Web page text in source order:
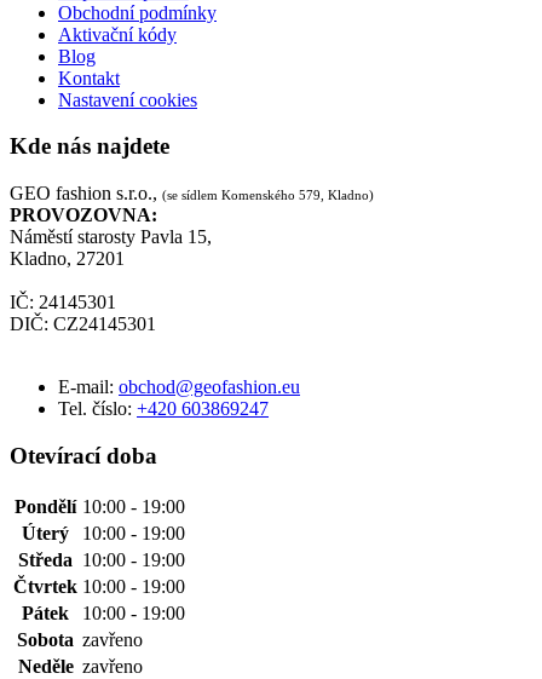
Obchodní podmínky
Aktivační kódy
Blog
Kontakt
Nastavení cookies
Kde nás najdete
GEO fashion s.r.o., (se sídlem Komenského 579, Kladno)
PROVOZOVNA:
Náměstí starosty Pavla 15,
Kladno, 27201
IČ: 24145301
DIČ: CZ24145301
E-mail: obchod@geofashion.eu
Tel. číslo: +420 603869247
Otevírací doba
Pondělí 10:00 - 19:00
Úterý
10:00 - 19:00
Středa 10:00 - 19:00
Čtvrtek 10:00 - 19:00
Pátek
10:00 - 19:00
Sobota zavřeno
Neděle zavřeno